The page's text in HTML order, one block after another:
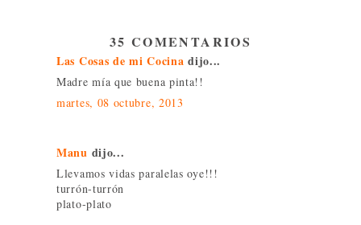
35 COMENTARIOS
Las Cosas de mi Cocina dijo...
Madre mía que buena pinta!!
martes, 08 octubre, 2013
Manu dijo...
Llevamos vidas paralelas oye!!!
turrón-turrón
plato-plato